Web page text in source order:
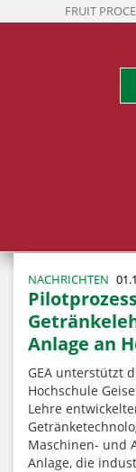
FRUIT
NACHRICHTEN
Anlage an
GEA unterstützt
Hochschule
Lehre
Maschinen- und
Anlage, die